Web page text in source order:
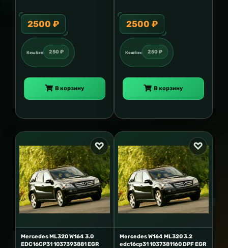
2500 ₽
Кешбэк 250 ₽
В корзину
2500 ₽
Кешбэк 250 ₽
В корзину
Mercedes ML320 W164 3.0
EDC16CP31 1037393881 EGR
Mercedes W164 ML320 3.2
edc16cp31 1037381160 DPF EGR